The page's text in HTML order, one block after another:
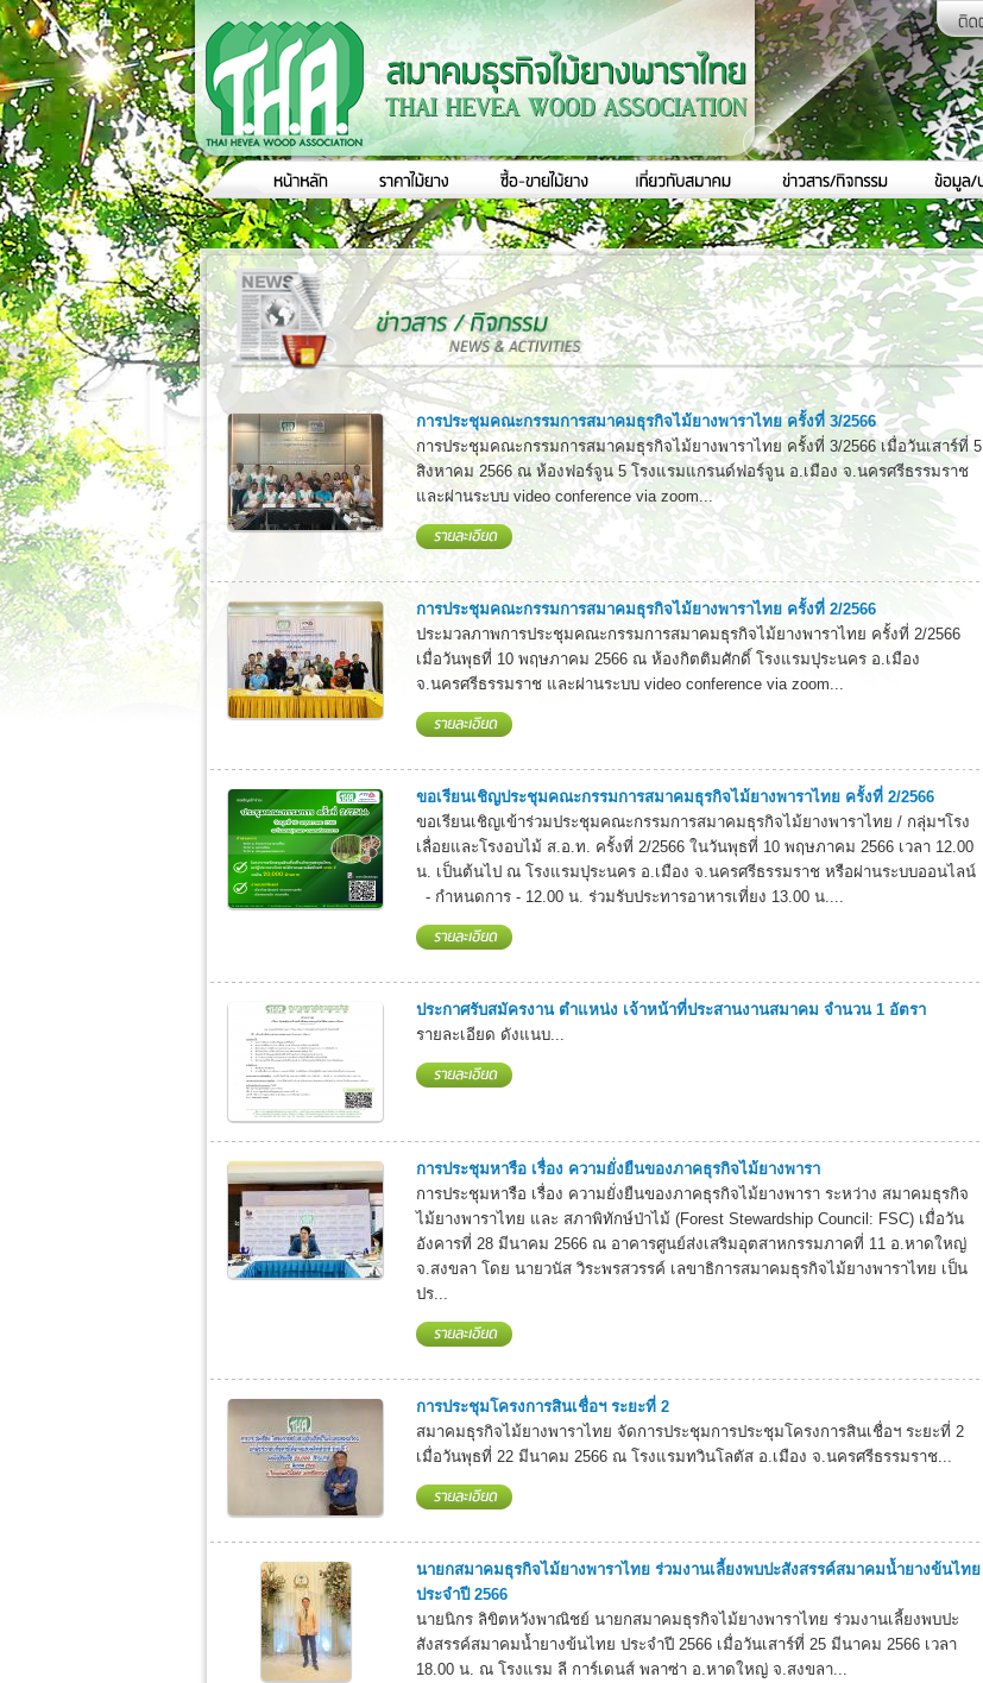
การประชุมคณะกรรมการสมาคมธุรกิจไม้ยางพาราไทย ครั้งที่ 3/2566
การประชุมคณะกรรมการสมาคมธุรกิจไม้ยางพาราไทย ครั้งที่ 3/2566 เมื่อวันเสาร์ที่ 5
สิงหาคม 2566 ณ ห้องฟอร์จูน 5 โรงแรมแกรนด์ฟอร์จูน อ.เมือง จ.นครศรีธรรมราช
และผ่านระบบ video conference via zoom...
การประชุมคณะกรรมการสมาคมธุรกิจไม้ยางพาราไทย ครั้งที่ 2/2566
ประมวลภาพการประชุมคณะกรรมการสมาคมธุรกิจไม้ยางพาราไทย ครั้งที่ 2/2566
เมื่อวันพุธที่ 10 พฤษภาคม 2566 ณ ห้องกิตติมศักดิ์ โรงแรมปุระนคร อ.เมือง
จ.นครศรีธรรมราช และผ่านระบบ video conference via zoom...
ขอเรียนเชิญประชุมคณะกรรมการสมาคมธุรกิจไม้ยางพาราไทย ครั้งที่ 2/2566
ขอเรียนเชิญเข้าร่วมประชุมคณะกรรมการสมาคมธุรกิจไม้ยางพาราไทย / กลุ่มฯโรง
เลื่อยและโรงอบไม้ ส.อ.ท. ครั้งที่ 2/2566 ในวันพุธที่ 10 พฤษภาคม 2566 เวลา 12.00
น. เป็นต้นไป ณ โรงแรมปุระนคร อ.เมือง จ.นครศรีธรรมราช หรือผ่านระบบออนไลน์
- กำหนดการ - 12.00 น. ร่วมรับประทารอาหารเที่ยง 13.00 น....
ประกาศรับสมัครงาน ตำแหน่ง เจ้าหน้าที่ประสานงานสมาคม จำนวน 1 อัตรา
รายละเอียด ดังแนบ...
การประชุมหารือ เรื่อง ความยั่งยืนของภาคธุรกิจไม้ยางพารา
การประชุมหารือ เรื่อง ความยั่งยืนของภาคธุรกิจไม้ยางพารา ระหว่าง สมาคมธุรกิจ
ไม้ยางพาราไทย และ สภาพิทักษ์ป่าไม้ (Forest Stewardship Council: FSC) เมื่อวัน
อังคารที่ 28 มีนาคม 2566 ณ อาคารศูนย์ส่งเสริมอุตสาหกรรมภาคที่ 11 อ.หาดใหญ่
จ.สงขลา โดย นายวนัส วิระพรสวรรค์ เลขาธิการสมาคมธุรกิจไม้ยางพาราไทย เป็น
ปร...
การประชุมโครงการสินเชื่อฯ ระยะที่ 2
สมาคมธุรกิจไม้ยางพาราไทย จัดการประชุมการประชุมโครงการสินเชื่อฯ ระยะที่ 2
เมื่อวันพุธที่ 22 มีนาคม 2566 ณ โรงแรมทวินโลตัส อ.เมือง จ.นครศรีธรรมราช...
นายกสมาคมธุรกิจไม้ยางพาราไทย ร่วมงานเลี้ยงพบปะสังสรรค์สมาคมน้ำยางข้นไทย
ประจำปี 2566
นายนิกร ลิขิตหวังพาณิชย์ นายกสมาคมธุรกิจไม้ยางพาราไทย ร่วมงานเลี้ยงพบปะ
สังสรรค์สมาคมน้ำยางข้นไทย ประจำปี 2566 เมื่อวันเสาร์ที่ 25 มีนาคม 2566 เวลา
18.00 น. ณ โรงแรม ลี การ์เดนส์ พลาซ่า อ.หาดใหญ่ จ.สงขลา...